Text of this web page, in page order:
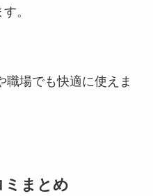
。
職場でも快適に使えま
ミまとめ